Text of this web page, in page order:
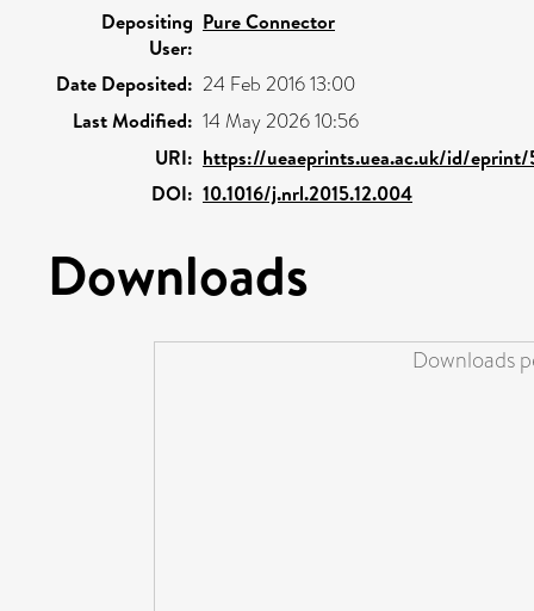
Depositing
User:
Pure Connector
Date Deposited: 24 Feb 2016 13:00
Last Modified: 14 May 2026 10:56
URI: https://ueaeprints.uea.ac.uk/id/eprint/
DOI: 10.1016/j.nrl.2015.12.004
Downloads
Downloads